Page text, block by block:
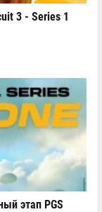
3 - Series 1
этап PGS